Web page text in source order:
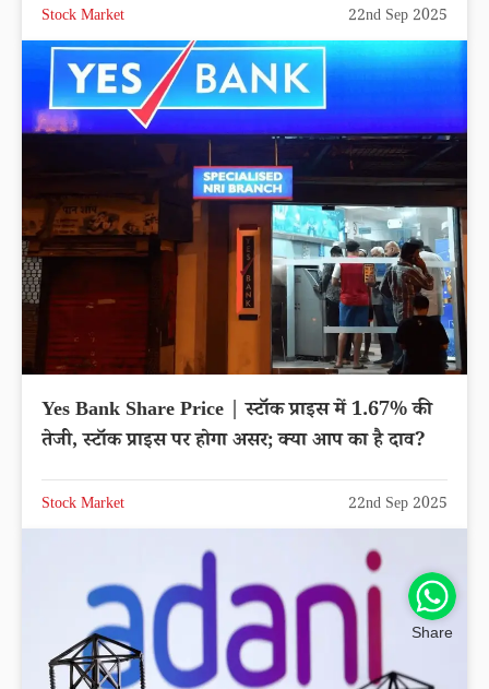
Stock Market 22nd Sep 2025
Yes Bank Share Price | स्टॉक प्राइस में 1.67% की
तेजी, स्टॉक प्राइस पर होगा असर; क्या आप का है दाव?
Stock Market 22nd Sep 2025
Share